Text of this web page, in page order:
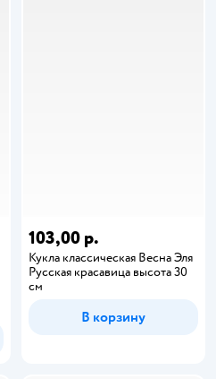
103,00 р.
Кукла классическая Весна Эля
Русская красавица высота 30
см
В корзину